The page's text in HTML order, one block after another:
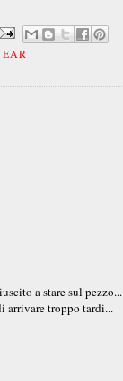
a stare sul pezzo...
arrivare troppo tardi...